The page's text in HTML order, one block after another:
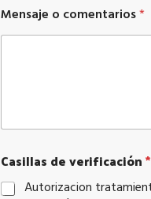
Mensaje o comentarios*
Casillas de verificación*
Autorizacion